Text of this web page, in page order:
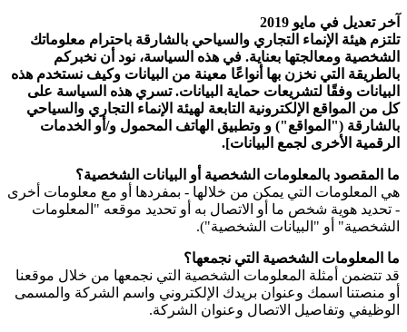
آخر تعديل في مايو 2019
تلتزم هيئة الإنماء التجاري والسياحي بالشارقة باحترام معلوماتك
الشخصية ومعالجتها بعناية. في هذه السياسة، نود أن نخبركم
بالطريقة التي نخزن بها أنواعًا معينة من البيانات وكيف نستخدم هذه
البيانات وفقًا لتشريعات حماية البيانات. تسري هذه السياسة على
كل من المواقع الإلكترونية التابعة لهيئة الإنماء التجاري والسياحي
بالشارقة ("المواقع") و وتطبيق الهاتف المحمول و/أو الخدمات
الرقمية الأخرى لجمع البيانات].
ما المقصود بالمعلومات الشخصية أو البيانات الشخصية؟
هي المعلومات التي يمكن من خلالها - بمفردها أو مع معلومات أخرى
- تحديد هوية شخص ما أو الاتصال به أو تحديد موقعه "المعلومات
الشخصية" أو "البيانات الشخصية").
ما المعلومات الشخصية التي نجمعها؟
قد تتضمن أمثلة المعلومات الشخصية التي نجمعها من خلال موقعنا
أو منصتنا اسمك وعنوان بريدك الإلكتروني واسم الشركة والمسمى
الوظيفي وتفاصيل الاتصال وعنوان الشركة.